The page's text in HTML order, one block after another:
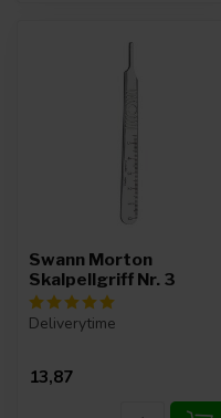
Swann Morton
Skalpellgriff Nr. 3
Deliverytime
13,87